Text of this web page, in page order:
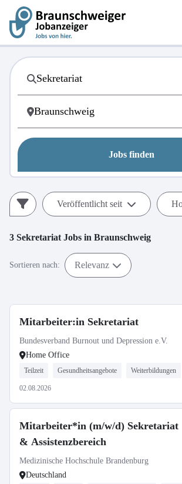
Jobs finden
Veröffentlicht seit
3 Sekretariat Jobs in Braunschweig
Sortieren nach: Relevanz
Mitarbeiter:in Sekretariat
Bundesverband Burnout und Depression e.V.
Home Office
Teilzeit Gesundheitsangebote Weiterbildungen
02.08.2026
Mitarbeiter*in (m/w/d) Sekretariat
& Assistenzbereich
Medizinische Hochschule Brandenburg
Deutschland